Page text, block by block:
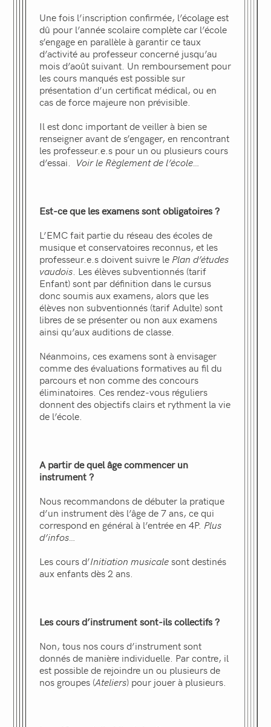
Une fois l’inscription confirmée, l’écolage est
dû pour l’année scolaire complète car l’école
s’engage en parallèle à garantir ce taux
d’activité au professeur concerné jusqu’au
mois d’août suivant. Un remboursement pour
les cours manqués est possible sur
présentation d’un certificat médical, ou en
cas de force majeure non prévisible.
Il est donc important de veiller à bien se
renseigner avant de s’engager, en rencontrant
les professeur.e.s pour un ou plusieurs cours
d’essai.
Voir le Règlement de l’école…
Est-ce que les examens sont obligatoires ?
L’EMC fait partie du réseau des écoles de
musique et conservatoires reconnus, et les
professeur.e.s doivent suivre le Plan d’études
vaudois. Les élèves subventionnés (tarif
Enfant) sont par définition dans le cursus
donc soumis aux examens, alors que les
élèves non subventionnés (tarif Adulte) sont
libres de se présenter ou non aux examens
ainsi qu’aux auditions de classe.
Néanmoins, ces examens sont à envisager
comme des évaluations formatives au fil du
parcours et non comme des concours
éliminatoires. Ces rendez-vous réguliers
donnent des objectifs clairs et rythment la vie
de l’école.
A partir de quel âge commencer un
instrument ?
Nous recommandons de débuter la pratique
d’un instrument dès l’âge de 7 ans, ce qui
correspond en général à l’entrée en 4P. Plus
d’infos…
Les cours d’Initiation musicalesont destinés
aux enfants dès 2 ans.
Les cours d’instrument sont-ils collectifs ?
Non, tous nos cours d’instrument sont
donnés de manière individuelle. Par contre, il
est possible de rejoindre un ou plusieurs de
nos groupes (Ateliers) pour jouer à plusieurs.